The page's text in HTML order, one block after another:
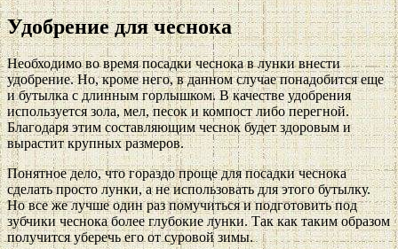
Удобрение для чеснока
Необходимо во время посадки чеснока в лунки внести
удобрение. Но, кроме него, в данном случае понадобится еще
и бутылка с длинным горлышком. В качестве удобрения
используется зола, мел, песок и компост либо перегной.
Благодаря этим составляющим чеснок будет здоровым и
вырастит крупных размеров.
Понятное дело, что гораздо проще для посадки чеснока
сделать просто лунки, а не использовать для этого бутылку.
Но все же лучше один раз помучиться и подготовить под
зубчики чеснока более глубокие лунки. Так как таким образом
получится уберечь его от суровой зимы.